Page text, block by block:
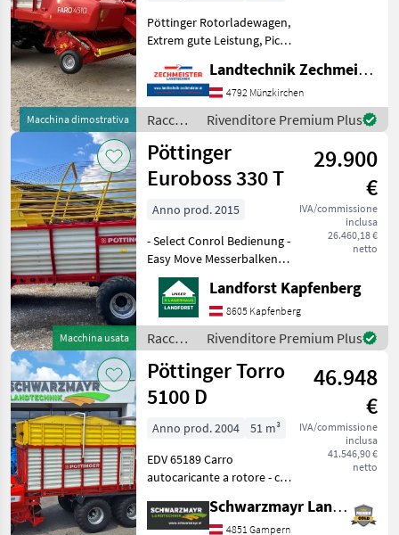
Macchina dimostrativa
Pöttinger Rotorladewagen,
Extrem gute Leistung, Pick
Rechenarbeit. Numero di
assi (configurazione): Asse
tandem, , Lubrificazione
centralizzat
Landtechnik Zechmeister GmbH & Co KG
4792 Münzkirchen
Raccolta
mangimi
/
Pöttinger
Rivenditore Premium Plus
Macchina usata
Pöttinger
Euroboss 330 T
29.900
€
IVA/commissione
inclusa
26.460,18 €
netto
Anno prod. 2015
- Select Conrol Bedienung -
Easy Move Messerbalken
mit 31 Messer - Hydr.
Knickdeichsel - Hydr.
Dürfutteraufbau -
Bereifung: 500/50-17 Um
Ihnen unnötige Wartezeiten
Landforst Kapfenberg
8605 Kapfenberg
Raccolta
mangimi
/
Pöttinger
Rivenditore Premium Plus
Pöttinger Torro
5100 D
46.948
€
IVA/commissione
inclusa
41.546,90 €
netto
Anno prod. 2004
51 m³
EDV 65189 Carro
autocaricante a rotore - con
materiale pressato - con
capacità di 31 m³ secondo
Schwarzmayr Landtechnik GmbH - Gampern
4851 Gampern